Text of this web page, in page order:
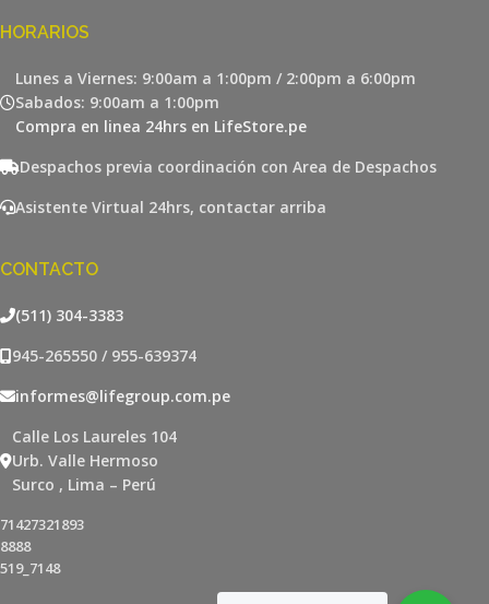
HORARIOS
Lunes a Viernes: 9:00am a 1:00pm / 2:00pm a 6:00pm
Sabados: 9:00am a 1:00pm
Compra en linea 24hrs en LifeStore.pe
Despachos previa coordinación con Area de Despachos
Asistente Virtual 24hrs, contactar arriba
CONTACTO
(511) 304-3383
945-265550 / 955-639374
informes@lifegroup.com.pe
Calle Los Laureles 104
Urb. Valle Hermoso
Surco , Lima – Perú
71427321893
8888
519_7148